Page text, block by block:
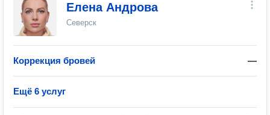
Елена Андрова
Северск
Коррекция бровей —
Ещё 6 услуг